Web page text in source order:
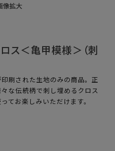
像拡大
ス＜亀甲模様＞（刺
刷された生地のみの商品。正
な伝統柄で刺し埋めるクロス
てお楽しみいただけます。